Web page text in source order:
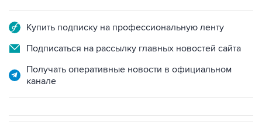
Подписаться на рассылку главных новостей сайта
Получать оперативные новости в официальном